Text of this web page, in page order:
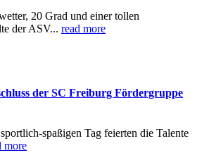
20 Grad und einer tollen
der ASV... read more
der SC Freiburg Fördergruppe
spaßigen Tag feierten die Talente
more